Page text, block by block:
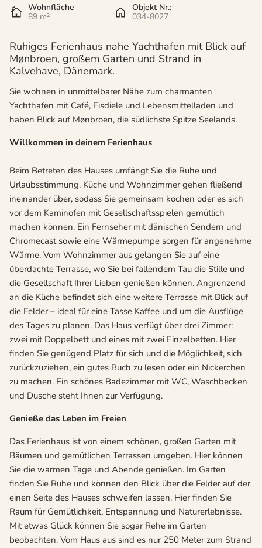
Wohnfläche
89 m²
Objekt Nr.:
034-8027
Ruhiges Ferienhaus nahe Yachthafen mit Blick auf
Mønbroen, großem Garten und Strand in
Kalvehave, Dänemark.
Sie wohnen in unmittelbarer Nähe zum charmanten
Yachthafen mit Café, Eisdiele und Lebensmittelladen und
haben Blick auf Mønbroen, die südlichste Spitze Seelands.
Willkommen in deinem Ferienhaus
Beim Betreten des Hauses umfängt Sie die Ruhe und
Urlaubsstimmung. Küche und Wohnzimmer gehen fließend
ineinander über, sodass Sie gemeinsam kochen oder es sich
vor dem Kaminofen mit Gesellschaftsspielen gemütlich
machen können. Ein Fernseher mit dänischen Sendern und
Chromecast sowie eine Wärmepumpe sorgen für angenehme
Wärme. Vom Wohnzimmer aus gelangen Sie auf eine
überdachte Terrasse, wo Sie bei fallendem Tau die Stille und
die Gesellschaft Ihrer Lieben genießen können. Angrenzend
an die Küche befindet sich eine weitere Terrasse mit Blick auf
die Felder – ideal für eine Tasse Kaffee und um die Ausflüge
des Tages zu planen. Das Haus verfügt über drei Zimmer:
zwei mit Doppelbett und eines mit zwei Einzelbetten. Hier
finden Sie genügend Platz für sich und die Möglichkeit, sich
zurückzuziehen, ein gutes Buch zu lesen oder ein Nickerchen
zu machen. Ein schönes Badezimmer mit WC, Waschbecken
und Dusche steht Ihnen zur Verfügung.
Genieße das Leben im Freien
Das Ferienhaus ist von einem schönen, großen Garten mit
Bäumen und gemütlichen Terrassen umgeben. Hier können
Sie die warmen Tage und Abende genießen. Im Garten
finden Sie Ruhe und können den Blick über die Felder auf der
einen Seite des Hauses schweifen lassen. Hier finden Sie
Raum für Gemütlichkeit, Entspannung und Naturerlebnisse.
Mit etwas Glück können Sie sogar Rehe im Garten
beobachten. Vom Haus aus sind es nur 250 Meter zum Strand